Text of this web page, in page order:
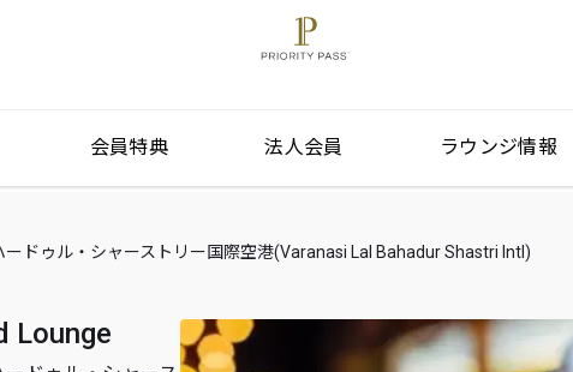
会員特典 法人会員 ラウンジ情報
ドゥル・シャーストリー国際空港(Varanasi Lal Bahadur Shastri Intl)
Lounge